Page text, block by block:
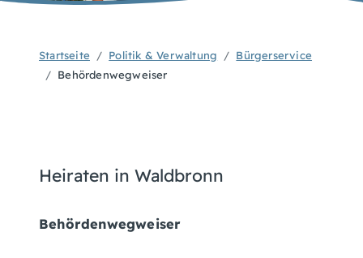
Startseite Politik & Verwaltung
Bürgerservice
Behördenwegweiser
Heiraten in Waldbronn
Behördenwegweiser